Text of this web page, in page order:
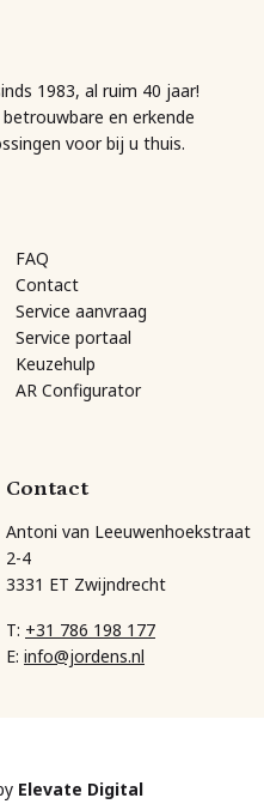
1983, al ruim 40 jaar!
en erkende
voor bij u thuis.
FAQ
Contact
Service aanvraag
Service portaal
Keuzehulp
AR Configurator
Contact
Antoni van Leeuwenhoekstraat
2-4
3331 ET Zwijndrecht
T: +31 786 198 177
E: info@jordens.nl
Elevate Digital